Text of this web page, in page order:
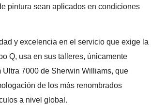
pintura sean aplicados en condiciones
y excelencia en el servicio que exige la
Q, usa en sus talleres, únicamente
Ultra 7000 de Sherwin Williams, que
de los más renombrados
a nivel global.